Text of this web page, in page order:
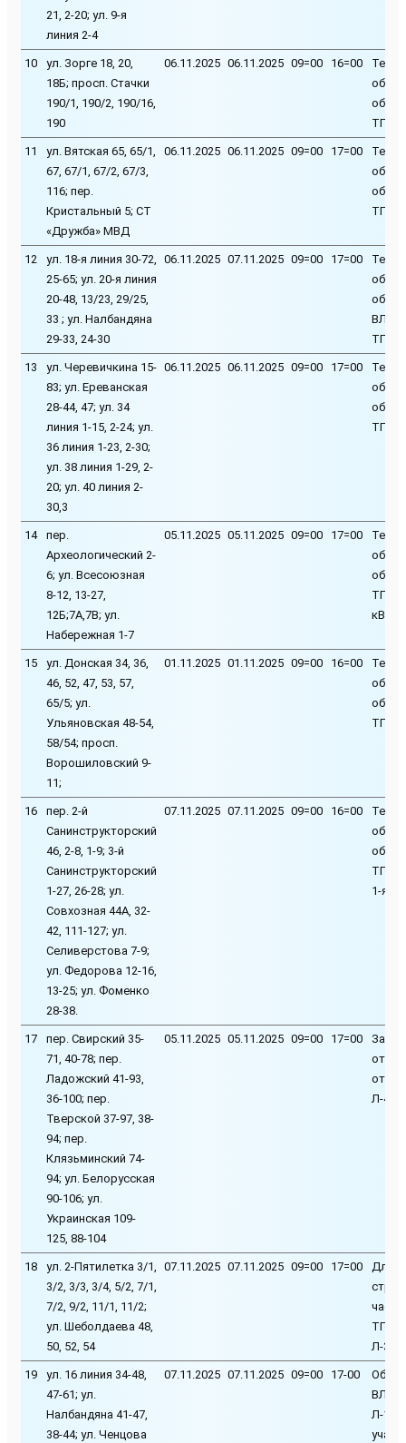
21, 2-20; ул. 9-я
линия 2-4
10
ул. Зорге 18, 20,
18Б; просп. Стачки
190/1, 190/2, 190/16,
190
06.11.2025 06.11.2025 09=00 16=00
ТП-
11
ул. Вятская 65, 65/1,
67, 67/1, 67/2, 67/3,
116; пер.
Кристальный 5; СТ
«Дружба» МВД
06.11.2025 06.11.2025 09=00 17=00
ТП-
12
ул. 18-я линия 30-72,
25-65; ул. 20-я линия
20-48, 13/23, 29/25,
33 ; ул. Налбандяна
29-33, 24-30
06.11.2025 07.11.2025 09=00 17=00
ВЛ-
ТП-
13
ул. Черевичкина 15-
83; ул. Ереванская
28-44, 47; ул. 34
линия 1-15, 2-24; ул.
36 линия 1-23, 2-30;
ул. 38 линия 1-29, 2-
20; ул. 40 линия 2-
30,3
06.11.2025 06.11.2025 09=00 17=00
ТП-
14
пер.
Археологический 2-
6; ул. Всесоюзная
8-12, 13-27,
12Б;7А,7В; ул.
Набережная 1-7
05.11.2025 05.11.2025 09=00 17=00
ТП-
кВ
15
ул. Донская 34, 36,
46, 52, 47, 53, 57,
65/5; ул.
Ульяновская 48-54,
58/54; просп.
Ворошиловский 9-
11;
01.11.2025 01.11.2025 09=00 16=00
ТП-
16
пер. 2-й
Санинструкторский
46, 2-8, 1-9; 3-й
Санинструкторский
1-27, 26-28; ул.
Совхозная 44А, 32-
42, 111-127; ул.
Селиверстова 7-9;
ул. Федорова 12-16,
13-25; ул. Фоменко
28-38.
07.11.2025 07.11.2025 09=00 16=00
ТП-
1-я
17
пер. Свирский 35-
71, 40-78; пер.
Ладожский 41-93,
36-100; пер.
Тверской 37-97, 38-
94; пер.
Клязьминский 74-
94; ул. Белорусская
90-106; ул.
Украинская 109-
125, 88-104
05.11.2025 05.11.2025 09=00 17=00
от
Л-4
18
ул. 2-Пятилетка 3/1,
3/2, 3/3, 3/4, 5/2, 7/1,
7/2, 9/2, 11/1, 11/2;
ул. Шеболдаева 48,
50, 52, 54
07.11.2025 07.11.2025 09=00 17=00
Для
ТП-
Л-
19
ул. 16 линия 34-48,
47-61; ул.
Налбандяна 41-47,
38-44; ул. Ченцова
07.11.2025 07.11.2025 09=00 17-00
ВЛЗ-6
Л-